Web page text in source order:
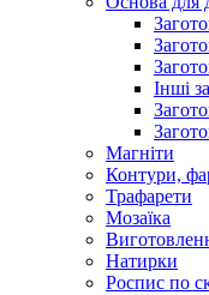
Інші
Магніти
Контури,
Трафарети
Мозаїка
Натирки
Роспис по